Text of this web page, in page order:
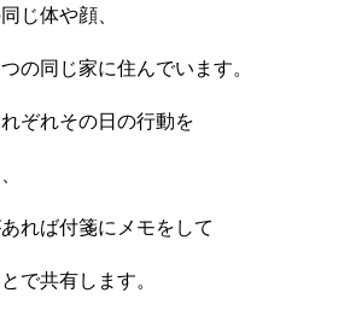
じ体や顔、
の同じ家に住んでいます。
ぞれその日の行動を
れば付箋にメモをして
で共有します。